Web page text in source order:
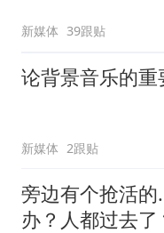
新媒体 39跟贴
论背景音乐的重
新媒体 2跟贴
旁边有个抢活
办？人都过去了